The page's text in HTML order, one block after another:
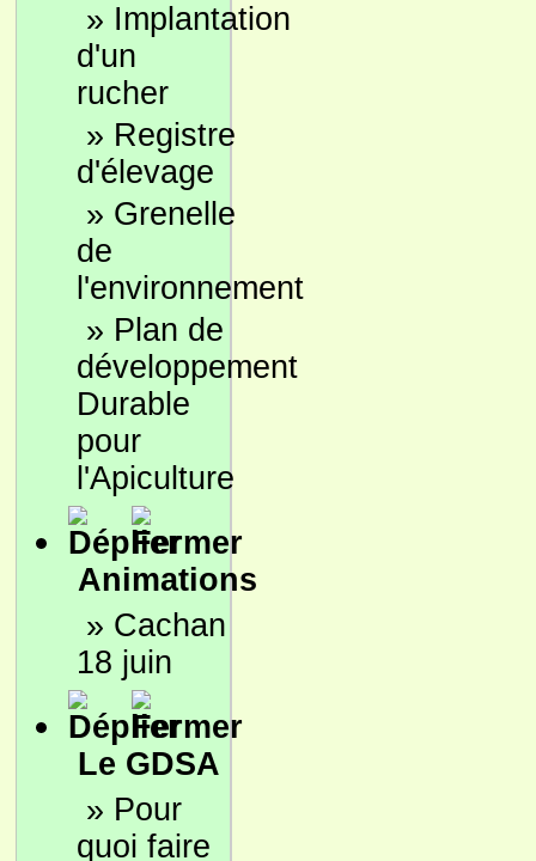
» Implantation
d'un
rucher
» Registre
d'élevage
» Grenelle
de
l'environnement
» Plan de
développement
Durable
pour
l'Apiculture
Animations
» Cachan
18 juin
Le GDSA
» Pour
quoi faire